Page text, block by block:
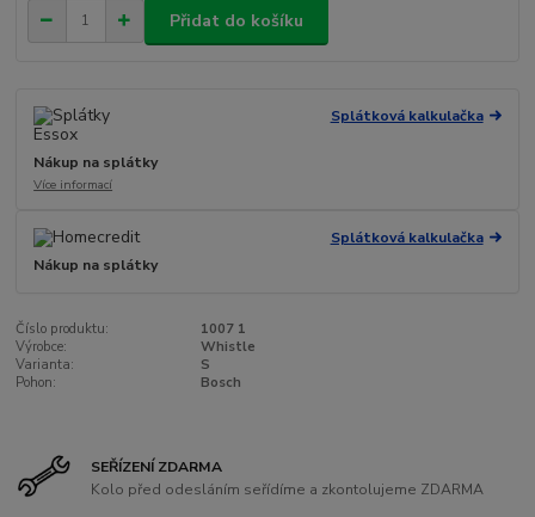
Přidat do košíku
Splátková kalkulačka
Nákup na splátky
Více informací
Splátková kalkulačka
Nákup na splátky
Číslo produktu:
1007 1
Výrobce:
Whistle
Varianta:
S
Pohon:
Bosch
SEŘÍZENÍ ZDARMA
Kolo před odesláním seřídíme a zkontolujeme ZDARMA